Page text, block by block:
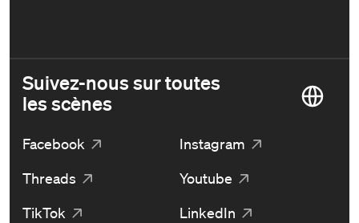
Suivez-nous sur toutes
les scènes
Facebook
Instagram
Threads
Youtube
TikTok
LinkedIn